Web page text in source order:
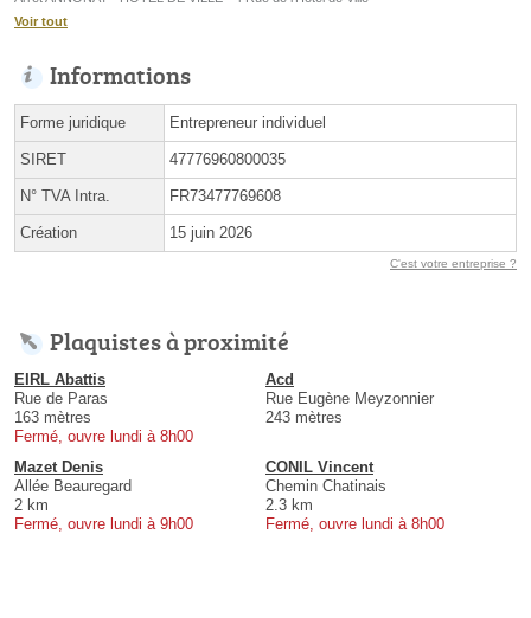
Voir tout
Informations
Forme juridique Entrepreneur individuel
SIRET 47776960800035
N° TVA Intra. FR73477769608
Création 15 juin 2026
C'est votre entreprise ?
Plaquistes à proximité
EIRL Abattis
Rue de Paras
163 mètres
Fermé, ouvre lundi à 8h00
Acd
Rue Eugène Meyzonnier
243 mètres
Mazet Denis
Allée Beauregard
2 km
Fermé, ouvre lundi à 9h00
CONIL Vincent
Chemin Chatinais
2.3 km
Fermé, ouvre lundi à 8h00